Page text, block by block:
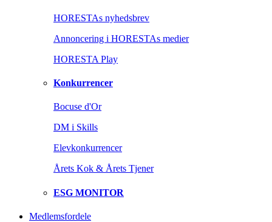
HORESTAs nyhedsbrev
Annoncering i HORESTAs medier
HORESTA Play
Konkurrencer
Bocuse d'Or
DM i Skills
Elevkonkurrencer
Årets Kok & Årets Tjener
ESG MONITOR
Medlemsfordele